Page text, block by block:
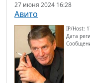
27 июня 2024 16:28
Авито
IP/Host:
Дата